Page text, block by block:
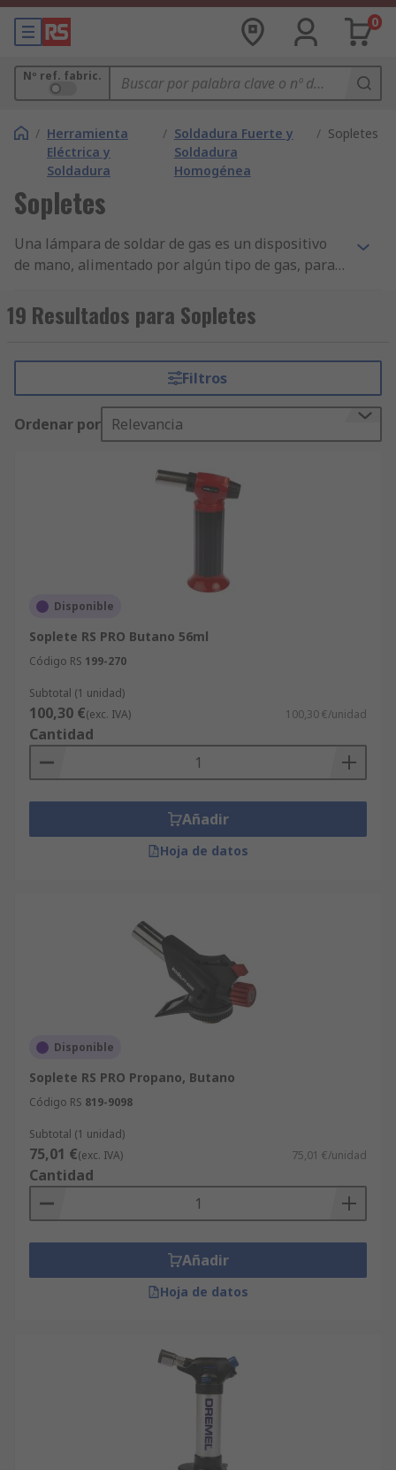
0
Nº ref. fabric.
/ Herramienta
Eléctrica y
Soldadura
/ Soldadura Fuerte y
Soldadura
Homogénea
/ Sopletes
Sopletes
Una lámpara de soldar de gas es un dispositivo
de mano, alimentado por algún tipo de gas, para
funcionan?Funcionan mediante la inserción de un
tipo de gas, como gas butano, en el dispositivo
botón o gatillo para liberar el gas en forma de
llama para calentar y trabajar.Características y
ventajas:● Diferentes tamaños de depósito para
almacenar diferentes niveles de gas● Quema
algunos modelos para situaciones de
emergencia¿Dónde podría usar uno?● Entornos
19 Resultados para Sopletes
Filtros
Ordenar por Relevancia
Disponible
Soplete RS PRO Butano 56ml
Código RS 199-270
Subtotal (1 unidad)
100,30 €(exc. IVA) 100,30 €/unidad
Cantidad
Añadir
Hoja de datos
Disponible
Soplete RS PRO Propano, Butano
Código RS 819-9098
Subtotal (1 unidad)
75,01 €(exc. IVA) 75,01 €/unidad
Cantidad
Añadir
Hoja de datos